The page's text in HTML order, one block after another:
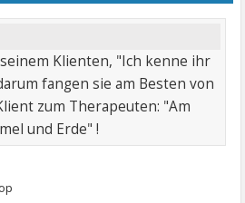
Klienten, "Ich kenne ihr
fangen sie am Besten von
zum Therapeuten: "Am
und Erde" !